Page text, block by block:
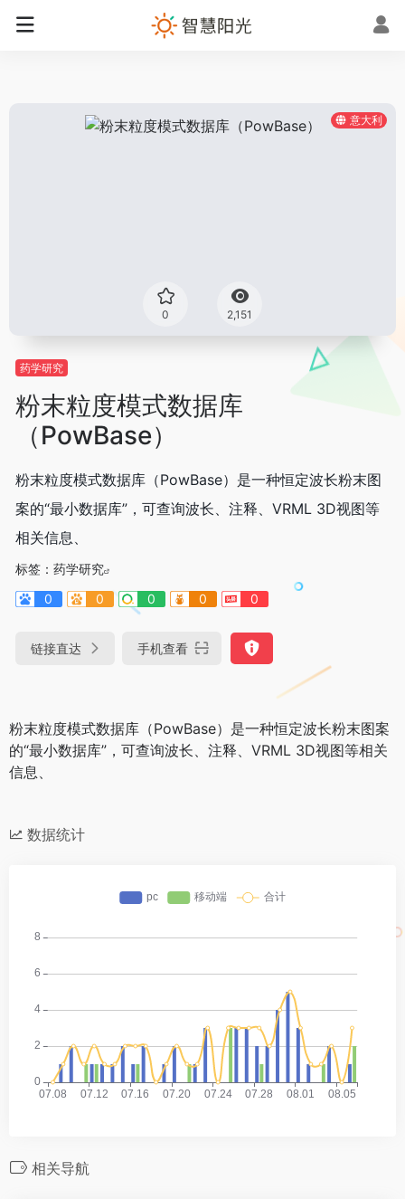
意大利
0 2,151
药学研究
粉末粒度模式数据库
（PowBase）
粉末粒度模式数据库（PowBase）是一种恒定波长粉末图
案的“最小数据库”，可查询波长、注释、VRML 3D视图等
相关信息、
标签： 药学研究
0
0 0 0 0
链接直达 手机查看
粉末粒度模式数据库（PowBase）是一种恒定波长粉末图案
的“最小数据库”，可查询波长、注释、VRML 3D视图等相关
信息、
数据统计
相关导航